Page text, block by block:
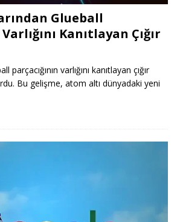
Glueball
Kanıtlayan Çığır
parçacığının varlığını kanıtlayan çığır
Bu gelişme, atom altı dünyadaki yeni